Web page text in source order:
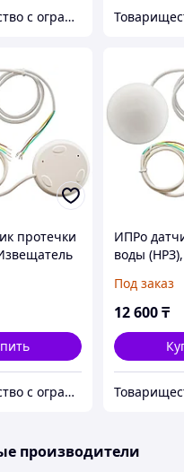
Товарищество с ограниченной ответственностью "Nabludenie.kz"
протечки
Товарищество с ограниченной ответственностью "Nabludenie.kz"
ИПРо
воды
воды
Под заказ
12 600₸
производители